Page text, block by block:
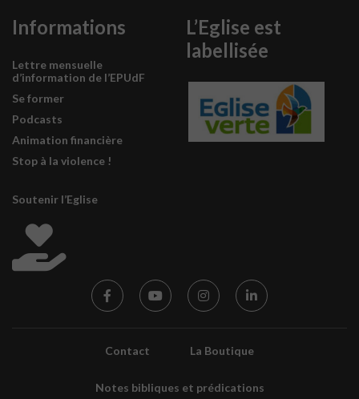
Informations
Lettre mensuelle
d’information de l’EPUdF
Se former
Podcasts
Animation financière
Stop à la violence !
Soutenir l’Eglise
L’Eglise est
labellisée
Contact La Boutique
Notes bibliques et prédications